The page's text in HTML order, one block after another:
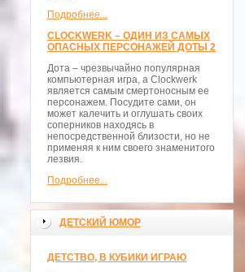
Подробнее...
CLOCKWERK – ОДИН ИЗ САМЫХ
ОПАСНЫХ ПЕРСОНАЖЕЙ ДОТЫ 2
Дота – чрезвычайно популярная
компьютерная игра, а Clockwerk
является самым смертоносным ее
персонажем. Посудите сами, он
может калечить и оглушать своих
соперников находясь в
непосредственной близости, но не
применяя к ним своего знаменитого
лезвия.
Подробнее...
ДЕТСКИЙ ЮМОР
ДЕТСТВО, В КУБИКИ ИГРАЮ